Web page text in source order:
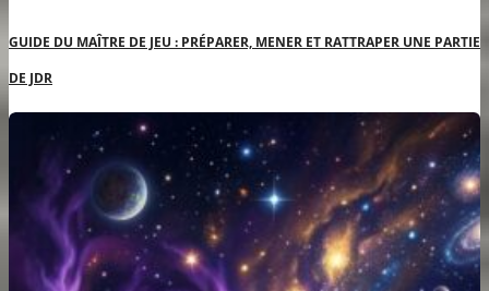
GUIDE DU MAÎTRE DE JEU : PRÉPARER, MENER ET RATTRAPER UNE PARTIE
DE JDR